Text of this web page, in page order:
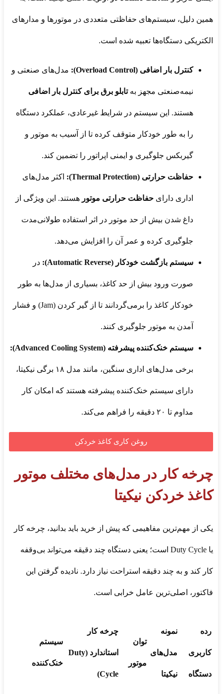
همین دلیل، سیستم‌های حفاظتی متعددی در موتورها و مدارهای
الکتریکی دستگاه‌ها تعبیه شده است.
کنترل بار اضافی (Overload Control): مدل‌های صنعتی و
نیمه‌صنعتی مجهز بهتابلو برق برای کنترل بار اضافی
هستند. این سیستم در شرایط غیرعادی، عملکرد دستگاه
را به طور خودکار متوقف کرده تا از آسیب به موتور و
گیربکس جلوگیری و ایمنی اپراتور را تضمین کند.
حفاظت حرارتی (Thermal Protection): اکثر مدل‌های
اداری دارای حفاظت حرارتی موتور هستند. این ویژگی از
داغ شدن بیش از حد موتور در اثر استفاده طولانی‌مدت
جلوگیری کرده و عمر آن را افزایش می‌دهد.
سیستم بازگشت خودکار (Automatic Reverse): در
صورت ورود بیش از حد کاغذ، بسیاری از مدل‌ها به طور
خودکار کاغذ را برمی‌گردانند تا از گیر کردن (Jam) و فشار
آمدن به موتور جلوگیری کنند.
سیستم خنک‌کننده پیشرفته (Advanced Cooling System):
برخی مدل‌های اداری سنگین، مانند مدل ۱۸ برگی نیکیتا،
دارای سیستم خنک‌کننده پیشرفته هستند که امکان کار
مداوم تا ۲۰ دقیقه را فراهم می‌کند.
روغن کاری کاغذ خردکن
چرخه کار در مدل‌های مختلف موتور
کاغذ خردکن نیکیتا
یکی از مهم‌ترین مفاهیمی که پیش از خرید باید بدانید، چرخه کار
یا Duty Cycle است؛ یعنی دستگاه چند دقیقه می‌تواند بی‌وقفه
کار کند و به چند دقیقه استراحت نیاز دارد. نادیده گرفتن این
فاکتور، اصلی‌ترین عامل خرابی است.
رده
کاربری
دستگاه
نمونه
مدل‌های
نیکیتا
توان
موتور
چرخه کار
استاندارد (Duty
Cycle)
سیستم
خنک‌کننده